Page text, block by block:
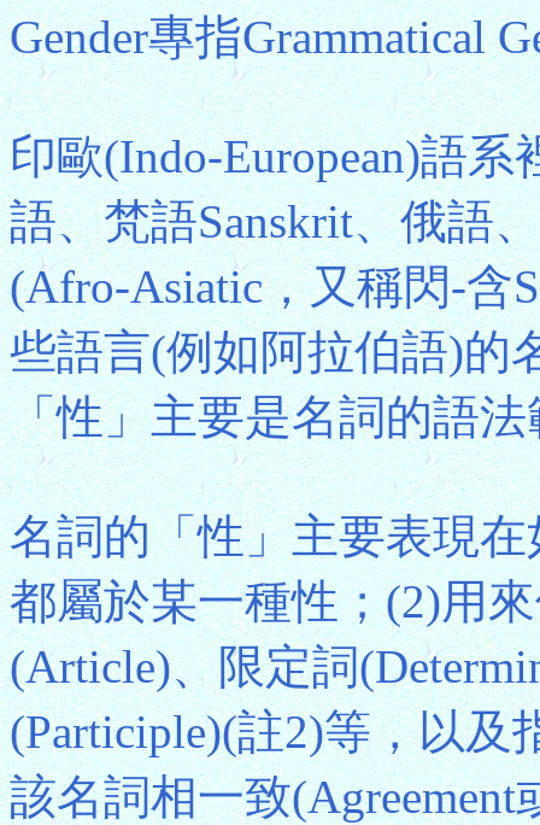
Gender專指Grammatical
印歐(Indo-European)語
語、梵語Sanskrit、俄語
(Afro-Asiatic，又稱閃-含
些語言(例如阿拉伯語)的
「性」主要是名詞的語法
名詞的「性」主要表現
都屬於某一種性；(2)用
(Article)、限定詞
(Participle)(註2)等，以
該名詞相一致